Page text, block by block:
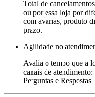
Total de
ou por essa loja por
com avarias, produto
prazo.
Agilidade no
Avalia o tempo que a
canais de
Perguntas e Respostas